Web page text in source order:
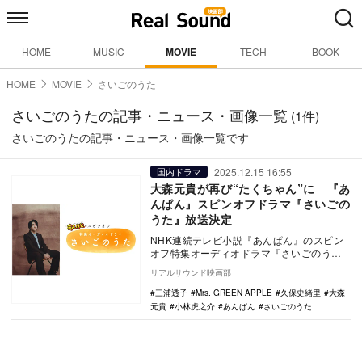
HOME MUSIC MOVIE TECH BOOK
HOME MOVIE さいごのうた
さいごのうたの記事・ニュース・画像一覧 (1件)
さいごのうたの記事・ニュース・画像一覧です
国内ドラマ 2025.12.15 16:55
大森元貴が再び“たくちゃん”に 『あ
んぱん』スピンオフドラマ『さいごの
うた』放送決定
NHK連続テレビ小説『あんぱん』のスピン
オフ特集オーディオドラマ『さいごのう
た』が、NHK-FMにて2026年1月3日22時か
ら…
リアルサウンド映画部
三浦透子
Mrs. GREEN APPLE 久保史緒里
大森
元貴
小林虎之介 あんぱん さいごのうた